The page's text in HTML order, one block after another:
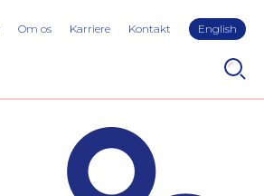
Om os Karriere Kontakt English